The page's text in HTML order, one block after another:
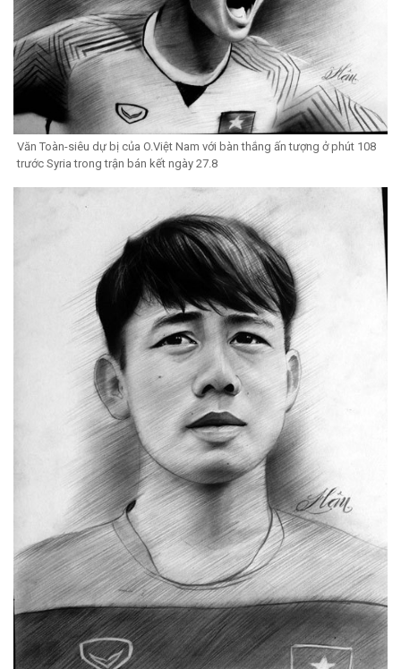
Văn Toàn-siêu dự bị của O.Việt Nam với bàn thắng ấn tượng ở phút 108
trước Syria trong trận bán kết ngày 27.8